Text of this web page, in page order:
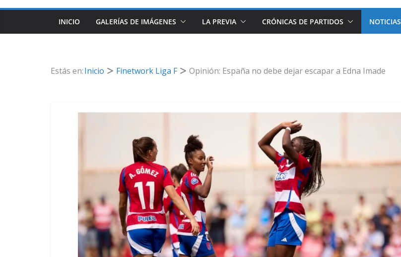
INICIO GALERÍAS DE IMÁGENES LA PREVIA CRÓNICAS DE PARTIDOS NOTICIAS
Estás en:Inicio Finetwork Liga F Opinión: España no debe dejar escapar a Edna Imade